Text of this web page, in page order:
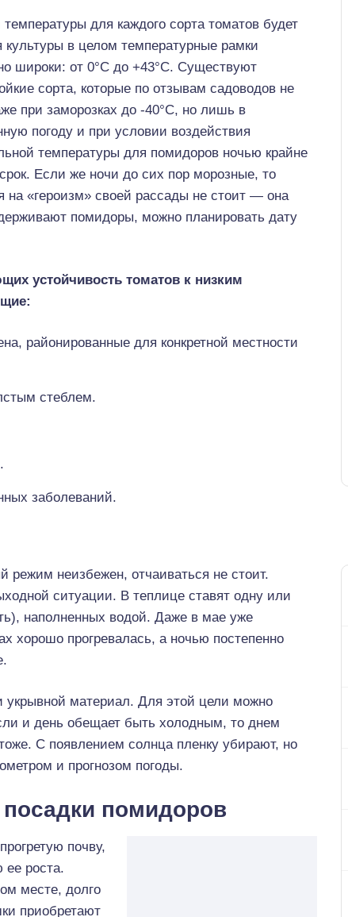
для каждого сорта томатов будет
культуры в целом температурные рамки
широки: от 0°С до +43°С. Существуют
сорта, которые по отзывам садоводов не
при заморозках до -40°С, но лишь в
погоду и при условии воздействия
температуры для помидоров ночью крайне
срок. Если же ночи до сих пор морозные, то
на «героизм» своей рассады не стоит — она
помидоры, можно планировать дату
устойчивость томатов к низким
районированные для конкретной местности
стеблем.
заболеваний.
режим неизбежен, отчаиваться не стоит.
ситуации. В теплице ставят одну или
наполненных водой. Даже в мае уже
хорошо прогревалась, а ночью постепенно
укрывной материал. Для этой цели можно
и день обещает быть холодным, то днем
С появлением солнца пленку убирают, но
и прогнозом погоды.
помидоров
почву,
ее роста.
месте, долго
приобретают